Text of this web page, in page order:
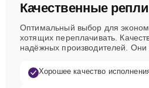
Качественные
Оптимальный выбор для
хотящих переплачивать.
надёжных производителей. Они
Хорошее качество